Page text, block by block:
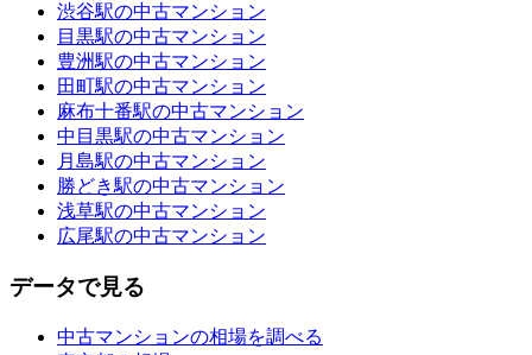
渋谷駅の中古マンション
目黒駅の中古マンション
豊洲駅の中古マンション
田町駅の中古マンション
麻布十番駅の中古マンション
中目黒駅の中古マンション
月島駅の中古マンション
勝どき駅の中古マンション
浅草駅の中古マンション
広尾駅の中古マンション
データで見る
中古マンションの相場を調べる